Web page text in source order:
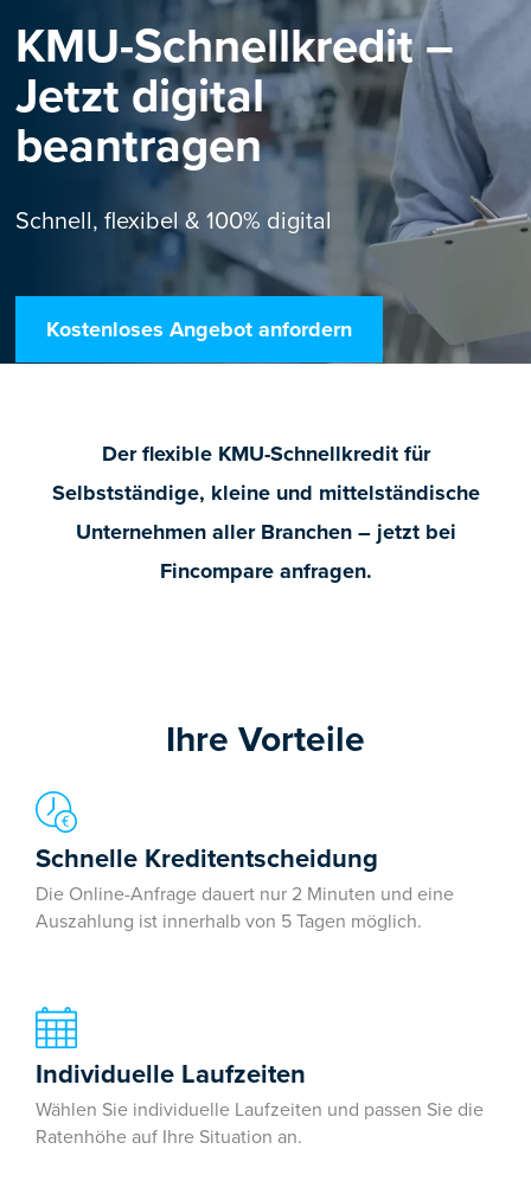
KMU-Schnellkredit –
Jetzt digital
beantragen
Schnell, flexibel & 100% digital
Kostenloses Angebot anfordern
Der flexible KMU-Schnellkredit für
Selbstständige, kleine und mittelständische
Unternehmen aller Branchen – jetzt bei
Fincompare anfragen.
Ihre Vorteile
Schnelle Kreditentscheidung
Die Online-Anfrage dauert nur 2 Minuten und eine
Auszahlung ist innerhalb von 5 Tagen möglich.
Individuelle Laufzeiten
Wählen Sie individuelle Laufzeiten und passen Sie die
Ratenhöhe auf Ihre Situation an.